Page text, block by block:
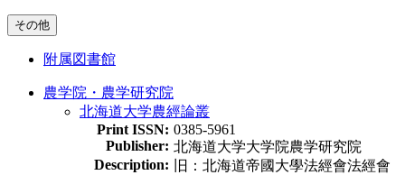
その他
附属図書館
農学院・農学研究院
北海道大学農經論叢
Print ISSN: 0385-5961
Publisher: 北海道大学大学院農学研究院
Description:
旧：北海道帝國大學法經會法經會